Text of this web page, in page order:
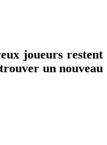
joueurs restent
un nouveau